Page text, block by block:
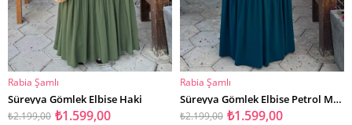
SEPETE EKLE
Rabia Şamlı
Süreyya Gömlek Elbise Haki
₺1.599,00
₺2.199,00
SEPETE EKLE
Rabia Şamlı
Süreyya Gömlek Elbise Petrol Mavisi
₺1.599,00
₺2.199,00